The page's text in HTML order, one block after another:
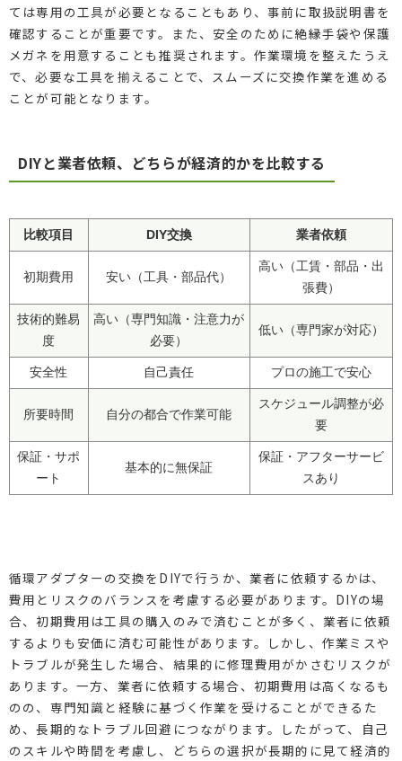
ては専用の工具が必要となることもあり、事前に取扱説明書を
確認することが重要です。また、安全のために絶縁手袋や保護
メガネを用意することも推奨されます。作業環境を整えたうえ
で、必要な工具を揃えることで、スムーズに交換作業を進める
ことが可能となります。
DIYと業者依頼、どちらが経済的かを比較する
比較項目 DIY交換 業者依頼
初期費用 安い（工具・部品代）
高い（工賃・部品・出
張費）
技術的難易
度
高い（専門知識・注意力が
必要）
低い（専門家が対応）
安全性 自己責任 プロの施工で安心
所要時間 自分の都合で作業可能
スケジュール調整が必
要
保証・サポ
ート
基本的に無保証
保証・アフターサービ
スあり
循環アダプターの交換をDIYで行うか、業者に依頼するかは、
費用とリスクのバランスを考慮する必要があります。DIYの場
合、初期費用は工具の購入のみで済むことが多く、業者に依頼
するよりも安価に済む可能性があります。しかし、作業ミスや
トラブルが発生した場合、結果的に修理費用がかさむリスクが
あります。一方、業者に依頼する場合、初期費用は高くなるも
のの、専門知識と経験に基づく作業を受けることができるた
め、長期的なトラブル回避につながります。したがって、自己
のスキルや時間を考慮し、どちらの選択が長期的に見て経済的